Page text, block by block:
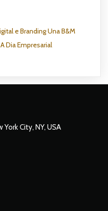
e Branding Una B&M
Dia Empresarial
City, NY, USA